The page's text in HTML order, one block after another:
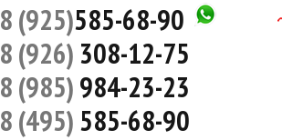
8 (925)585-68-90
8 (926) 308-12-75
8 (985)984-23-23
8 (495)585-68-90